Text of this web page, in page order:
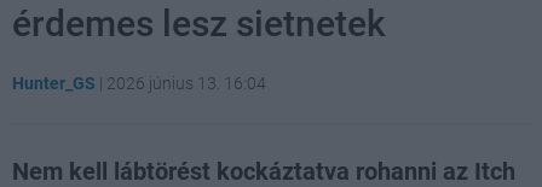
érdemes lesz sietnetek
Hunter_GS | 2026 június 13. 16:04
Nem kell lábtörést kockáztatva rohanni az Itch